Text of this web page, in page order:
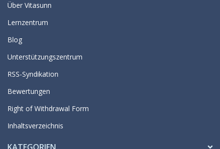
Über Vitasunn
Lernzentrum
Blog
Unterstützungszentrum
RSS-Syndikation
Bewertungen
Right of Withdrawal Form
Inhaltsverzeichnis